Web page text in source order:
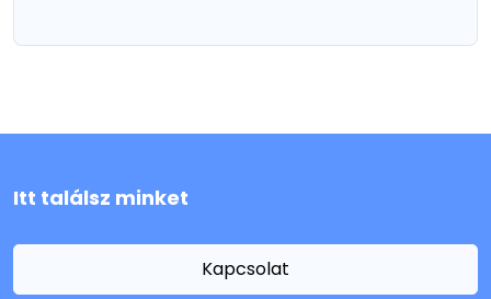
Itt találsz minket
Kapcsolat